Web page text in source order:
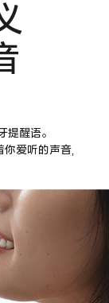
醒语。
爱听的声音,